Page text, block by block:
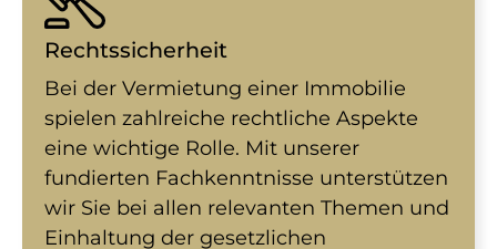
Rechtssicherheit
Bei der Vermietung einer Immobilie
spielen zahlreiche rechtliche Aspekte
eine wichtige Rolle. Mit unserer
fundierten Fachkenntnisse unterstützen
wir Sie bei allen relevanten Themen und
Einhaltung der gesetzlichen